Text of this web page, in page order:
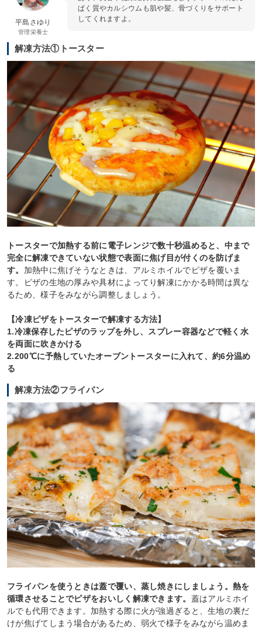
平島さゆり
管理栄養士
ぱく質やカルシウムも肌や髪、骨づくりをサポート
してくれますよ。
解凍方法①トースター
トースターで加熱する前に電子レンジで数十秒温めると、中まで
完全に解凍できていない状態で表面に焦げ目が付くのを防げま
す。 加熱中に焦げそうなときは、アルミホイルでピザを覆いま
す。ピザの生地の厚みや具材によってり解凍にかかる時間は異な
るため、様子をみながら調整しましょう。
【冷凍ピザをトースターで解凍する方法】
1.冷凍保存したピザのラップを外し、スプレー容器などで軽く水
を両面に吹きかける
2.200℃に予熱していたオーブントースターに入れて、約6分温め
る
解凍方法②フライパン
フライパンを使うときは蓋で覆い、蒸し焼きにしましょう。熱を
循環させることでピザをおいしく解凍できます。 蓋はアルミホイ
ルでも代用できます。加熱する際に火が強過ぎると、生地の裏だ
けが焦げてしまう場合があるため、弱火で様子をみながら温めま